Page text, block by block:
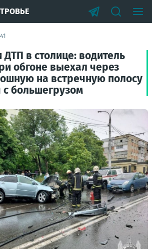
в столице: водитель
обгоне выехал через
на встречную полосу
с большегрузом